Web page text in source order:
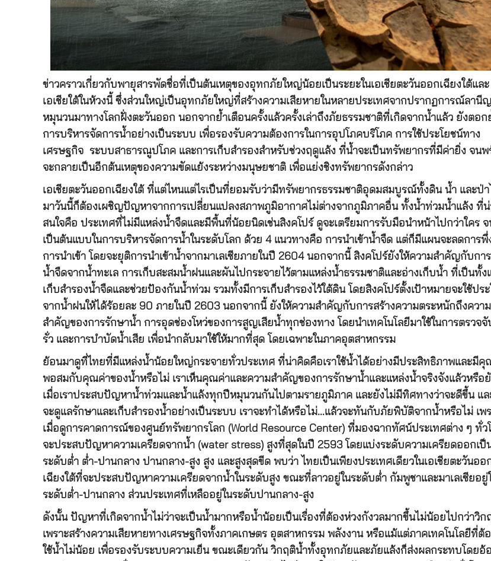
ข่าวคราวเกี่ยวกับพายุสารพัดชื่อที่เป็นต้นเหตุของอุทกภัยใหญ่น้อยเป็นระยะในเอเชียตะวันออกเฉียงใต้และ
เอเชียใต้ในห้วงนี้ ซึ่งส่วนใหญ่เป็นอุทกภัยใหญ่ที่สร้างความเสียหายในหลายประเทศจากปรากฏการณ์ลานี
หมุนวนมาทางโลกฝั่งตะวันออก นอกจากย้ำเตือนครั้งแล้วครั้งเล่าถึงภัยธรรมชาติที่เกิดจากน้ำแล้ว ยังตอก
การบริหารจัดการน้ำอย่างเป็นระบบ เพื่อรองรับความต้องการในการอุปโภคบริโภค การใช้ประโยชน์ทาง
เศรษฐกิจ ระบบสาธารณูปโภค และการเก็บสำรองสำหรับช่วงฤดูแล้ง ที่น้ำจะเป็นทรัพยากรที่มีค่ายิ่ง จนพ
จะกลายเป็นอีกต้นเหตุของความขัดแย้งระหว่างมนุษยชาติ เพื่อแย่งชิงทรัพยากรดังกล่าว
เอเชียตะวันออกเฉียงใต้ ที่แต่ไหนแต่ไรเป็นที่ยอมรับว่ามีทรัพยากรธรรมชาติอุดมสมบูรณ์ทั้งดิน น้ำ และป่า
มาวันนี้ก็ต้องเผชิญปัญหาจากการเปลี่ยนแปลงสภาพภูมิอากาศไม่ต่างจากภูมิภาคอื่น ทั้งน้ำท่วมน้ำแล้ง ที่น่
สนใจคือ ประเทศที่ไม่มีแหล่งน้ำจืดและมีพื้นที่น้อยนิดเช่นสิงคโปร์ ดูจะเตรียมการรับมือนำหน้าไปกว่าใคร จ
เป็นต้นแบบในการบริหารจัดการน้ำในระดับโลก ด้วย 4 แนวทางคือ การนำเข้าน้ำจืด แต่ก็มีแผนจะลดการพึ่
การนำเข้า โดยจะยุติการนำเข้าน้ำจากมาเลเซียภายในปี 2604 นอกจากนี้ สิงคโปร์ยังให้ความสำคัญกับกา
น้ำจืดจากน้ำทะเล การเก็บสะสมน้ำฝนและผันไปกระจายไว้ตามแหล่งน้ำธรรมชาติและอ่างเก็บน้ำ ที่เป็นทั้ง
เก็บสำรองน้ำจืดและช่วยป้องกันน้ำท่วม รวมทั้งมีการเก็บสำรองไว้ใต้ดิน โดยสิงคโปร์ตั้งเป้าหมายจะใช้ปร
จากน้ำฝนให้ได้ร้อยละ 90 ภายในปี 2603 นอกจากนี้ ยังให้ความสำคัญกับการสร้างความตระหนักถึงความ
สำคัญของการรักษาน้ำ การอุดช่องโหว่ของการสูญเสียน้ำทุกช่องทาง โดยนำเทคโนโลยีมาใช้ในการตรวจจั
รั่ว และการบำบัดน้ำเสีย เพื่อนำกลับมาใช้ให้มากที่สุด โดยเฉพาะในภาคอุตสาหกรรม
ย้อนมาดูที่ไทยที่มีแหล่งน้ำน้อยใหญ่กระจายทั่วประเทศ ที่น่าคิดคือเราใช้น้ำได้อย่างมีประสิทธิภาพและมี
พอสมกับคุณค่าของน้ำหรือไม่ เราเห็นคุณค่าและความสำคัญของการรักษาน้ำและแหล่งน้ำจริงจังแล้วหรือยั
เมื่อเราประสบปัญหาน้ำท่วมและน้ำแล้งทุกปีหมุนวนกันไปตามรายภูมิภาค และยังไม่มีทิศทางว่าจะดีขึ้น แล
จะดูแลรักษาและเก็บสำรองน้ำอย่างเป็นระบบ เราจะทำได้หรือไม่…แล้วจะทันกับภัยพิบัติจากน้ำหรือไม่ เพ
เมื่อดูการคาดการณ์ของศูนย์ทรัพยากรโลก (World Resource Center) ที่มองฉากทัศน์ประเทศต่าง ๆ ทั่ว
จะประสบปัญหาความเครียดจากน้ำ (water stress) สูงที่สุดในปี 2593 โดยแบ่งระดับความเครียดออกเป็
ระดับต่ำ ต่ำ-ปานกลาง ปานกลาง-สูง สูง และสูงสุดขีด พบว่า ไทยเป็นเพียงประเทศเดียวในเอเชียตะวันออ
เฉียงใต้ที่จะประสบปัญหาความเครียดจากน้ำในระดับสูง ขณะที่ลาวอยู่ในระดับต่ำ กัมพูชาและมาเลเซียอยู่
ระดับต่ำ-ปานกลาง ส่วนประเทศที่เหลืออยู่ในระดับปานกลาง-สูง
ดังนั้น ปัญหาที่เกิดจากน้ำไม่ว่าจะเป็นน้ำมากหรือน้ำน้อยเป็นเรื่องที่ต้องห่วงกังวลมากขึ้นไม่น้อยไปกว่าวิก
เพราะสร้างความเสียหายทางเศรษฐกิจทั้งภาคเกษตร อุตสาหกรรม พลังงาน หรือแม้แต่ภาคเทคโนโลยีที่ต้
ใช้น้ำไม่น้อย เพื่อรองรับระบบความเย็น ขณะเดียวกัน วิกฤติน้ำทั้งอุทกภัยและภัยแล้งก็ส่งผลกระทบโดยอ้